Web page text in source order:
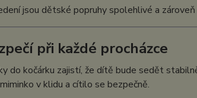
jsou dětské popruhy spolehlivé a
při každé procházce
do kočárku zajistí, že dítě bude sedět
v klidu a cítilo se bezpečně.